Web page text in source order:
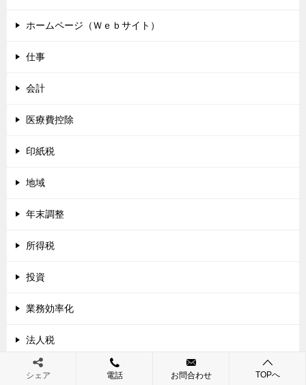
ホームページ（Ｗｅｂサイト）
仕事
会計
医療費控除
印紙税
地域
年末調整
所得税
投資
業務効率化
法人税
消費税
シェア 電話 お問合わせ TOPへ